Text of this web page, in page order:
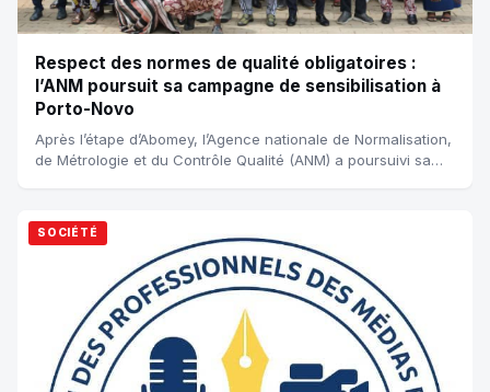
Respect des normes de qualité obligatoires :
l’ANM poursuit sa campagne de sensibilisation à
Porto-Novo
Après l’étape d’Abomey, l’Agence nationale de Normalisation,
de Métrologie et du Contrôle Qualité (ANM) a poursuivi sa
SOCIÉTÉ